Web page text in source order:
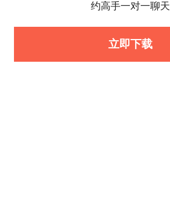
约高手一对一聊天
立即下载